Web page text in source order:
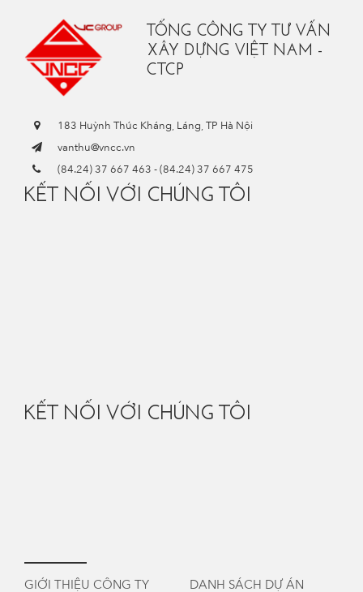
TỔNG CÔNG TY TƯ VẤN
XÂY DỰNG VIỆT NAM -
CTCP
183 Huỳnh Thúc Kháng, Láng, TP Hà Nội
vanthu@vncc.vn
(84.24) 37 667 463 -(84.24) 37 667 475
KẾT NỐI VỚI CHÚNG TÔI
KẾT NỐI VỚI CHÚNG TÔI
GIỚI THIỆU CÔNG TY DANH SÁCH DỰ ÁN